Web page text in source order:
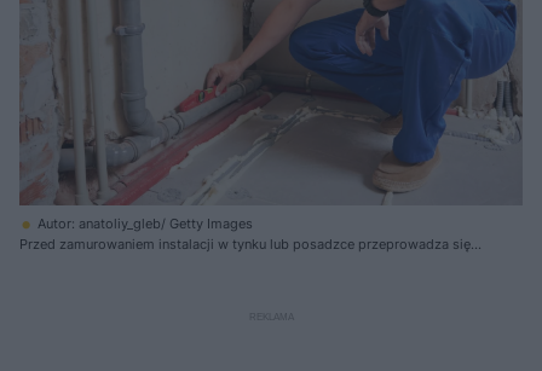
Autor: anatoliy_gleb/ Getty Images
Przed zamurowaniem instalacji w tynku lub posadzce przeprowadza się